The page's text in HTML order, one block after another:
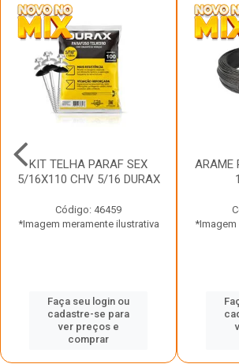
KIT TELHA PARAF SEX
5/16X110 CHV 5/16 DURAX
Código: 46459
*Imagem meramente ilustrativa
Faça seu login ou
cadastre-se para
ver preços e
comprar
ARAME
*Imagem